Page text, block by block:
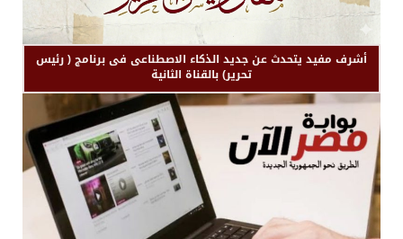
أشرف مفيد يتحدث عن جديد الذكاء الاصطناعى فى برنامج ( رئيس
تحرير) بالقناة الثانية